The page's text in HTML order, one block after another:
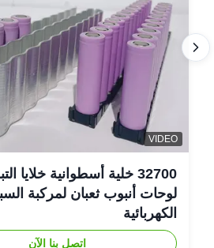
VIDEO
32700 خلية أسطوانية خلايا
لوحات أنبوب ثعبان لمركبة
الكهربائية
اتصل بنا الآن